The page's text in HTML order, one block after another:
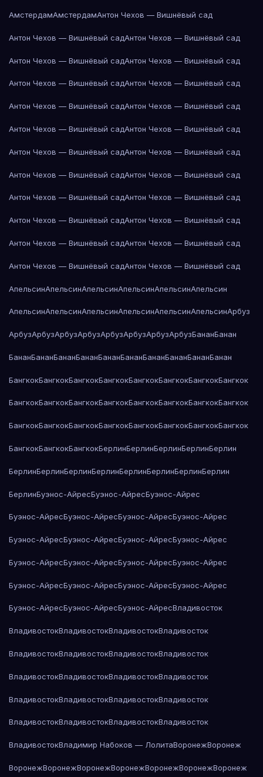
АмстердамАмстердамАнтон Чехов — Вишнёвый сад
Антон Чехов — Вишнёвый садАнтон Чехов — Вишнёвый сад
Антон Чехов — Вишнёвый садАнтон Чехов — Вишнёвый сад
Антон Чехов — Вишнёвый садАнтон Чехов — Вишнёвый сад
Антон Чехов — Вишнёвый садАнтон Чехов — Вишнёвый сад
Антон Чехов — Вишнёвый садАнтон Чехов — Вишнёвый сад
Антон Чехов — Вишнёвый садАнтон Чехов — Вишнёвый сад
Антон Чехов — Вишнёвый садАнтон Чехов — Вишнёвый сад
Антон Чехов — Вишнёвый садАнтон Чехов — Вишнёвый сад
Антон Чехов — Вишнёвый садАнтон Чехов — Вишнёвый сад
Антон Чехов — Вишнёвый садАнтон Чехов — Вишнёвый сад
Антон Чехов — Вишнёвый садАнтон Чехов — Вишнёвый сад
АпельсинАпельсинАпельсинАпельсинАпельсинАпельсин
АпельсинАпельсинАпельсинАпельсинАпельсинАпельсинАрбуз
АрбузАрбузАрбузАрбузАрбузАрбузАрбузАрбузБананБанан
БананБананБананБананБананБананБананБананБананБанан
БангкокБангкокБангкокБангкокБангкокБангкокБангкокБангкок
БангкокБангкокБангкокБангкокБангкокБангкокБангкокБангкок
БангкокБангкокБангкокБангкокБангкокБангкокБангкокБангкок
БангкокБангкокБангкокБерлинБерлинБерлинБерлинБерлин
БерлинБерлинБерлинБерлинБерлинБерлинБерлинБерлин
БерлинБуэнос-АйресБуэнос-АйресБуэнос-Айрес
Буэнос-АйресБуэнос-АйресБуэнос-АйресБуэнос-Айрес
Буэнос-АйресБуэнос-АйресБуэнос-АйресБуэнос-Айрес
Буэнос-АйресБуэнос-АйресБуэнос-АйресБуэнос-Айрес
Буэнос-АйресБуэнос-АйресБуэнос-АйресБуэнос-Айрес
Буэнос-АйресБуэнос-АйресБуэнос-АйресВладивосток
ВладивостокВладивостокВладивостокВладивосток
ВладивостокВладивостокВладивостокВладивосток
ВладивостокВладивостокВладивостокВладивосток
ВладивостокВладивостокВладивостокВладивосток
ВладивостокВладивостокВладивостокВладивосток
ВладивостокВладимир Набоков — ЛолитаВоронежВоронеж
ВоронежВоронежВоронежВоронежВоронежВоронежВоронеж